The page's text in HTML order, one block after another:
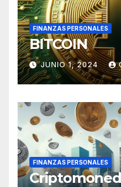
FINANZAS PERSONALES
BITCOIN
JUNIO 1, 2024
FINANZAS PERSONALES